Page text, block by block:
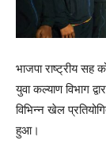
भाजपा राष्ट्रीय सह
युवा कल्याण विभाग
विभिन्न खेल
हुआ।